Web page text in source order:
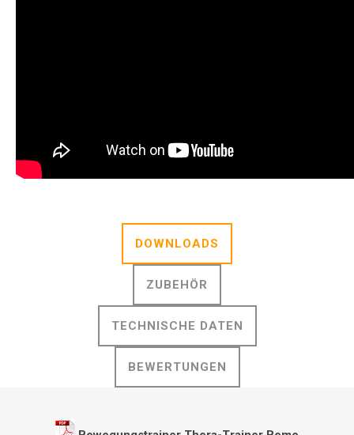
DOWNLOADS
ZUBEHÖR
TECHNISCHE DATEN
BEWERTUNGEN